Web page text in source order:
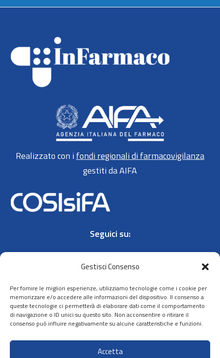
Gestisci Consenso
Per fornire le migliori esperienze, utilizziamo tecnologie come i cookie per
memorizzare e/o accedere alle informazioni del dispositivo. Il consenso a
queste tecnologie ci permetterà di elaborare dati come il comportamento
di navigazione o ID unici su questo sito. Non acconsentire o ritirare il
consenso può influire negativamente su alcune caratteristiche e funzioni.
Accetta
Realizzato con ifondi regionali di farmacovigilanza
gestiti da AIFA
Seguici su:
Contatti
Privacy policy
Cookie policy